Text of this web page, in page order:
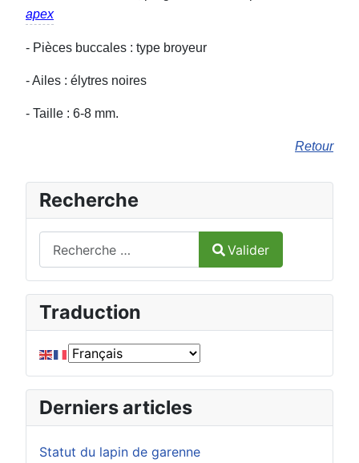
apex
- Pièces buccales : type broyeur
- Ailes : élytres noires
- Taille : 6-8 mm.
Retour
Recherche
Type 2 or more characters for results.
Valider
Traduction
Derniers articles
Statut du lapin de garenne